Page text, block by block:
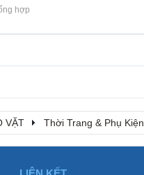
hợp
VẶT Thời Trang & Phụ Kiện